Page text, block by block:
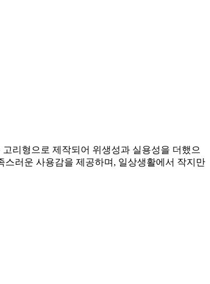
리형으로 제작되어 위생성과 실용성을 더했으
러운 사용감을 제공하며, 일상생활에서 작지만